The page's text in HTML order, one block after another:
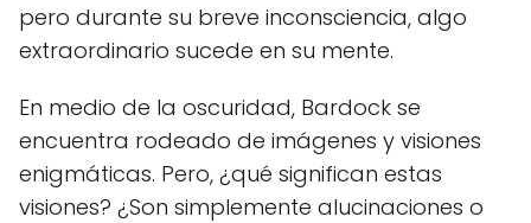
pero durante su breve inconsciencia, algo
extraordinario sucede en su mente.
En medio de la oscuridad, Bardock se
encuentra rodeado de imágenes y visiones
enigmáticas. Pero, ¿qué significan estas
visiones? ¿Son simplemente alucinaciones o